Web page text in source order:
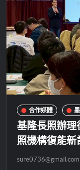
合作媒體
基隆長照辦
照機構復能
sure0736@gmail.com